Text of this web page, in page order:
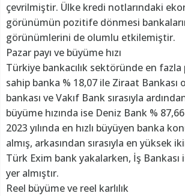
çevrilmiştir. Ülke kredi notlarındaki
görünümün pozitife dönmesi
görünümlerini de olumlu etkilemiştir.
Pazar payı ve büyüme hızı
Türkiye bankacılık sektöründe en fazla
sahip banka % 18,07 ile Ziraat Bankası
bankası ve Vakıf Bank sırasıyla
büyüme hızında ise Deniz Bank %
2023 yılında en hızlı büyüyen banka
almış, arkasından sırasıyla en yüksek
Türk Exim bank yakalarken, İş Bankası
yer almıştır.
Reel büyüme ve reel karlılık